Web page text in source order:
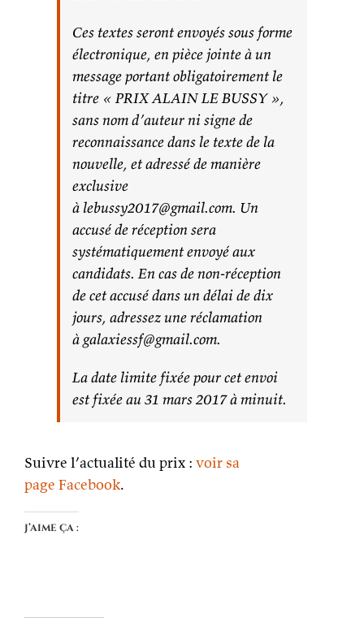
Ces textes seront envoyés sous forme
électronique, en pièce jointe à un
message portant obligatoirement le
titre « PRIX ALAIN LE BUSSY »,
sans nom d’auteur ni signe de
reconnaissance dans le texte de la
nouvelle, et adressé de manière
exclusive
à lebussy2017@gmail.com. Un
accusé de réception sera
systématiquement envoyé aux
candidats. En cas de non-réception
de cet accusé dans un délai de dix
jours, adressez une réclamation
à galaxiessf@gmail.com.
La date limite fixée pour cet envoi
est fixée au 31 mars 2017 à minuit.
Suivre l’actualité du prix : voir sa
page Facebook.
J’aime ça :